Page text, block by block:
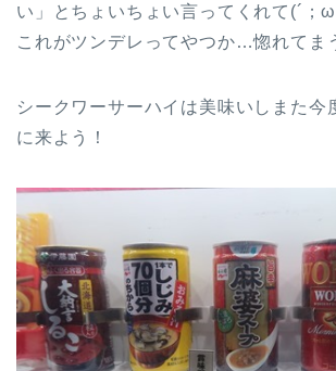
い」とちょいちょい言ってくれて(´；
これがツンデレってやつか…惚れてま
シークワーサーハイは美味いしまた今
に来よう！